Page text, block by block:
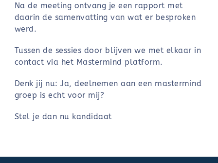
Na de meeting ontvang je een rapport met
daarin de samenvatting van wat er besproken
werd.
Tussen de sessies door blijven we met elkaar in
contact via het Mastermind platform.
Denk jij nu: Ja, deelnemen aan een mastermind
groep is echt voor mij?
Stel je dan nu kandidaat